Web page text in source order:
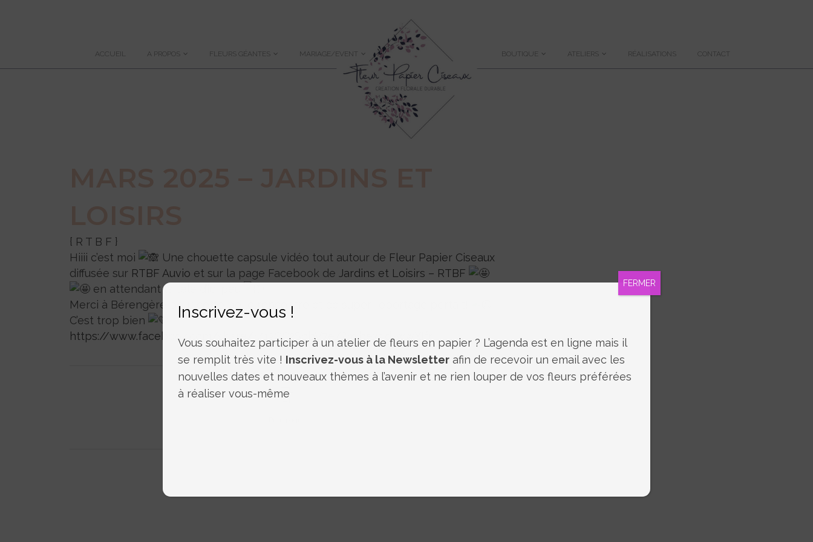
ACCUEIL A PROPOS FLEURS GÉANTES MARIAGE/EVENT BOUTIQUE ATELIERS RÉALISATIONS CONTACT
{ R T B F }
Hiiii c’est moi
Une chouette capsule vidéo tout autour de Fleur Papier Ciseaux
diffusée sur RTBF Auvio et sur la page Facebook de Jardins et Loisirs – RTBF
en attendant la télé d’ici peu
Merci à Bérengère pour cette belle rencontre et ce super reportage portait!
C’est trop bien
https://www.facebook.com/share/r/12GC2SobV7e/?mibextid=wwXIfr
Inscrivez-vous !
Vous souhaitez participer à un atelier de fleurs en papier ? L’agenda est en ligne mais il
se remplit très vite ! Inscrivez-vous à la Newsletterafin de recevoir un email avec les
nouvelles dates et nouveaux thèmes à l’avenir et ne rien louper de vos fleurs préférées
à réaliser vous-même
FERMER